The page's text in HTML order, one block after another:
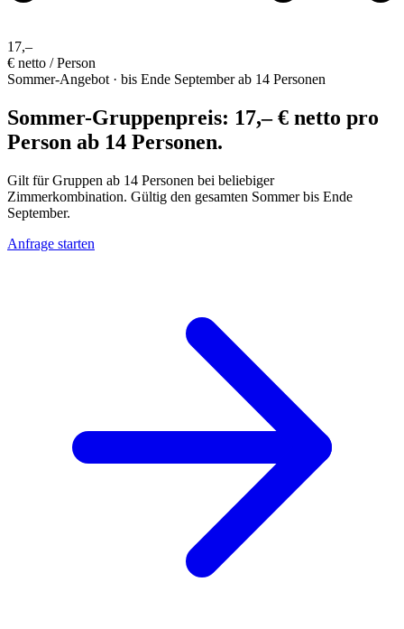
17,–
€ netto / Person
Sommer-Angebot · bis Ende Septemberab 14 Personen
Sommer-Gruppenpreis: 17,– € netto pro
Person ab 14 Personen.
Gilt für Gruppen ab 14 Personen bei beliebiger
Zimmerkombination. Gültig den gesamten Sommer bis Ende
September.
Anfrage starten